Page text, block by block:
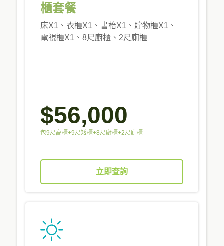
櫃套餐
床X1、衣櫃X1、書枱X1、貯物櫃X1、
電視櫃X1、8尺廚櫃、2尺廁櫃
$56,000
包9尺高櫃+9尺矮櫃+8尺廚櫃+2尺廁櫃
立即查詢